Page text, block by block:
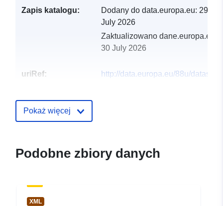
Zapis katalogu: Dodany do data.europa.eu: 29
July 2026
Zaktualizowano dane.europa.eu:
30 July 2026
uriRef:
http://data.europa.eu/88u/dataset/
Pokaż więcej
Podobne zbiory danych
XML